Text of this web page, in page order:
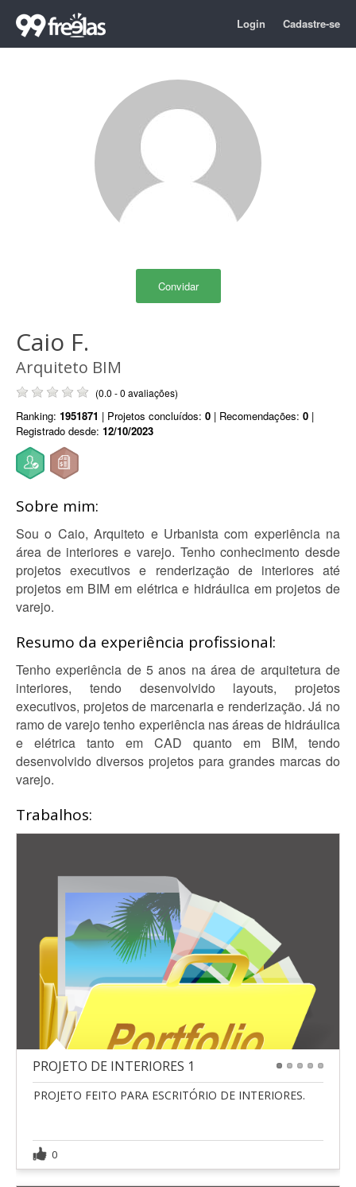
Login Cadastre-se
Convidar
Caio F.
Arquiteto BIM
(0.0 - 0 avaliações)
Ranking: 1951871 | Projetos concluídos: 0 | Recomendações: 0 |
Registrado desde: 12/10/2023
Sobre mim:
Sou o Caio, Arquiteto e Urbanista com experiência na
área de interiores e varejo. Tenho conhecimento desde
projetos executivos e renderização de interiores até
projetos em BIM em elétrica e hidráulica em projetos de
varejo.
Resumo da experiência profissional:
Tenho experiência de 5 anos na área de arquitetura de
interiores, tendo desenvolvido layouts, projetos
executivos, projetos de marcenaria e renderização. Já no
ramo de varejo tenho experiência nas áreas de hidráulica
e elétrica tanto em CAD quanto em BIM, tendo
desenvolvido diversos projetos para grandes marcas do
varejo.
Trabalhos:
PROJETO DE INTERIORES 1
PROJETO FEITO PARA ESCRITÓRIO DE INTERIORES.
0